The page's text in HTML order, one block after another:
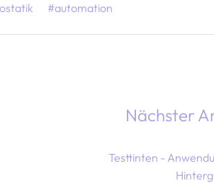
#automation
Nächster
Testtinten -